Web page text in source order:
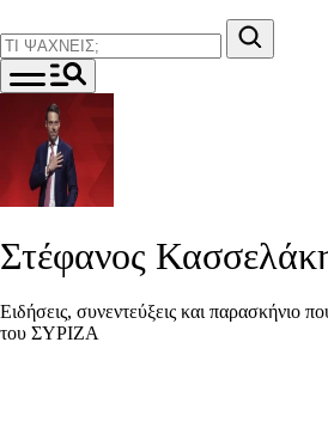
Στέφανος
Ειδήσεις, συνεντεύξεις και παρασκήνιο
του ΣΥΡΙΖΑ